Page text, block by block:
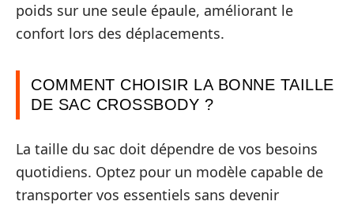
poids sur une seule épaule, améliorant le
confort lors des déplacements.
COMMENT CHOISIR LA BONNE TAILLE
DE SAC CROSSBODY ?
La taille du sac doit dépendre de vos besoins
quotidiens. Optez pour un modèle capable de
transporter vos essentiels sans devenir